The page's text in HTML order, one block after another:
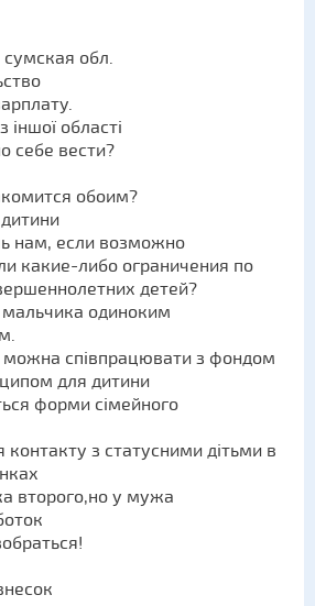
обл.
області
себе вести?
обоим?
нам, если возможно
какие-либо ограничения по
детей?
одиноким
можна співпрацювати з фондом
для дитини
форми сімейного
контакту з статусними дітьми в
второго,но у мужа